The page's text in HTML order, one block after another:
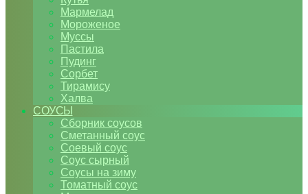
Мармелад
Мороженое
Муссы
Пастила
Пудинг
Сорбет
Тирамису
Халва
СОУСЫ
Сборник соусов
Сметанный соус
Соевый соус
Соус сырный
Соусы на зиму
Томатный соус